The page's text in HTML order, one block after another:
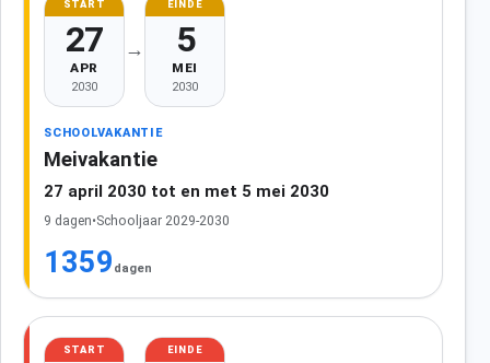
START
27
APR
2030
→
EINDE
5
MEI
2030
SCHOOLVAKANTIE
Meivakantie
27 april 2030 tot en met 5 mei 2030
9 dagen•Schooljaar 2029-2030
1359 dagen
START EINDE